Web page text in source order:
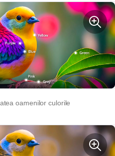
oamenilor culorile